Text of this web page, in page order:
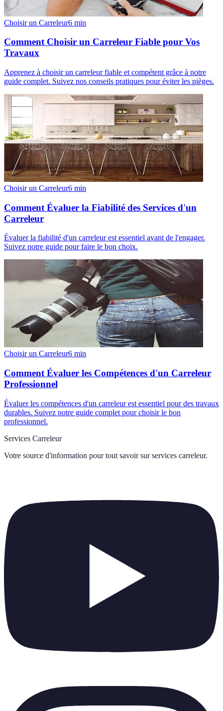
Choisir un Carreleur6 min
Comment Choisir un Carreleur Fiable pour Vos
Travaux
Apprenez à choisir un carreleur fiable et compétent grâce à notre
guide complet. Suivez nos conseils pratiques pour éviter les pièges.
Choisir un Carreleur6 min
Comment Évaluer la Fiabilité des Services d'un
Carreleur
Évaluer la fiabilité d'un carreleur est essentiel avant de l'engager.
Suivez notre guide pour faire le bon choix.
Choisir un Carreleur6 min
Comment Évaluer les Compétences d'un Carreleur
Professionnel
Évaluer les compétences d'un carreleur est essentiel pour des travaux
durables. Suivez notre guide complet pour choisir le bon
professionnel.
Services Carreleur
Votre source d'information pour tout savoir sur services carreleur.